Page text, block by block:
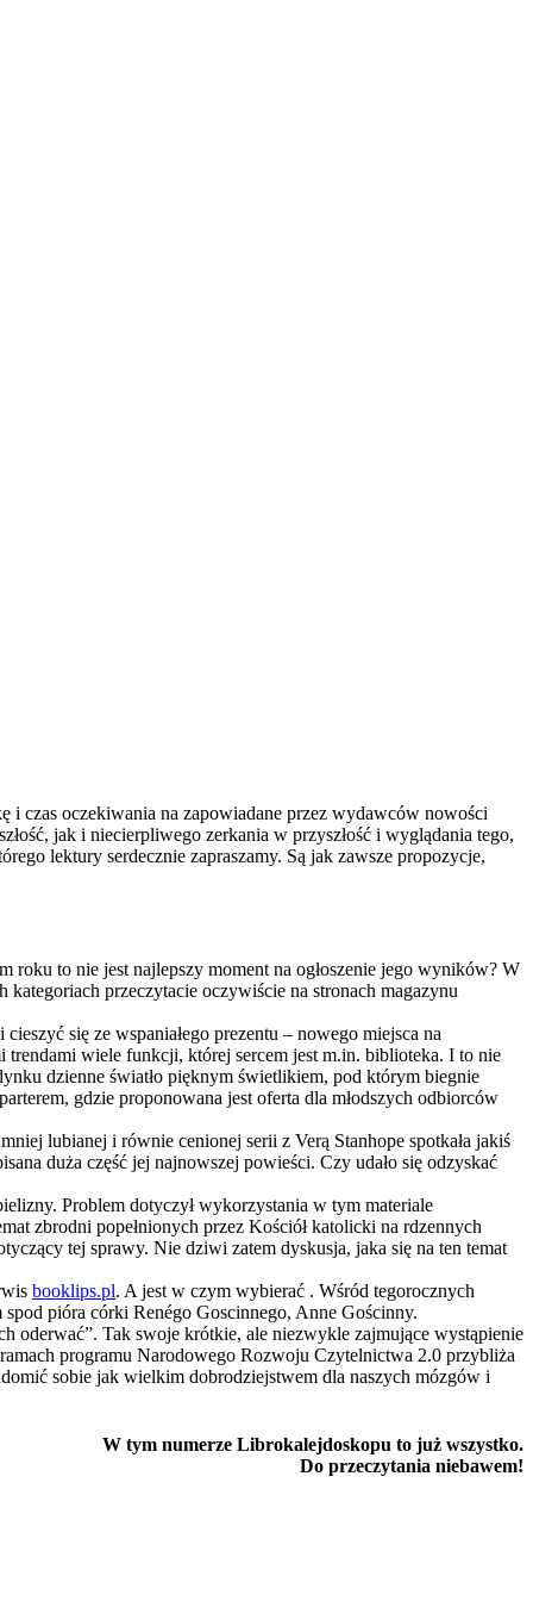
czas oczekiwania na zapowiadane przez wydawców nowości
jak i niecierpliwego zerkania w przyszłość i wyglądania tego,
lektury serdecznie zapraszamy. Są jak zawsze propozycje,
roku to nie jest najlepszy moment na ogłoszenie jego wyników? W
przeczytacie oczywiście na stronach magazynu
się ze wspaniałego prezentu – nowego miejsca na
trendami wiele funkcji, której sercem jest m.in. biblioteka. I to nie
dzienne światło pięknym świetlikiem, pod którym biegnie
gdzie proponowana jest oferta dla młodszych odbiorców
lubianej i równie cenionej serii z Verą Stanhope spotkała jakiś
duża część jej najnowszej powieści. Czy udało się odzyskać
Problem dotyczył wykorzystania w tym materiale
zbrodni popełnionych przez Kościół katolicki na rdzennych
tej sprawy. Nie dziwi zatem dyskusja, jaka się na ten temat
booklips.pl. A jest w czym wybierać . Wśród tegorocznych
pióra córki Renégo Goscinnego, Anne Gościnny.
oderwać”. Tak swoje krótkie, ale niezwykle zajmujące wystąpienie
programu Narodowego Rozwoju Czytelnictwa 2.0 przybliża
sobie jak wielkim dobrodziejstwem dla naszych mózgów i
W tym numerze Librokalejdoskopu to już wszystko.
Do przeczytania niebawem!